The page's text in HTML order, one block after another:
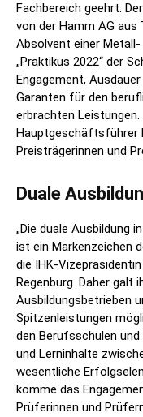
Fachbereich geehrt.
von der Hamm AG
Absolvent einer
„Praktikus 2022“ der
Engagement,
Garanten für den
erbrachten
Hauptgeschäftsführer
Preisträgerinnen und
Duale
„Die duale Ausbildung
ist ein Markenzeichen
die IHK-
Regenburg. Daher galt
Ausbildungsbetrieben
Spitzenleistungen
den Berufsschulen
und Lerninhalte
wesentliche
komme das
Prüferinnen und